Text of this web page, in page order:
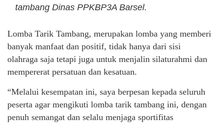
tambang Dinas PPKBP3A Barsel.
Lomba Tarik Tambang, merupakan lomba yang memberi
banyak manfaat dan positif, tidak hanya dari sisi
olahraga saja tetapi juga untuk menjalin silaturahmi dan
mempererat persatuan dan kesatuan.
“Melalui kesempatan ini, saya berpesan kepada seluruh
peserta agar mengikuti lomba tarik tambang ini, dengan
penuh semangat dan selalu menjaga sportifitas